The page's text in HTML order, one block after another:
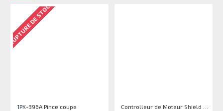
RUPTURE DE STOCK
1PK-396A Pince coupe